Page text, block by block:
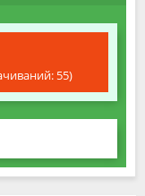
55)